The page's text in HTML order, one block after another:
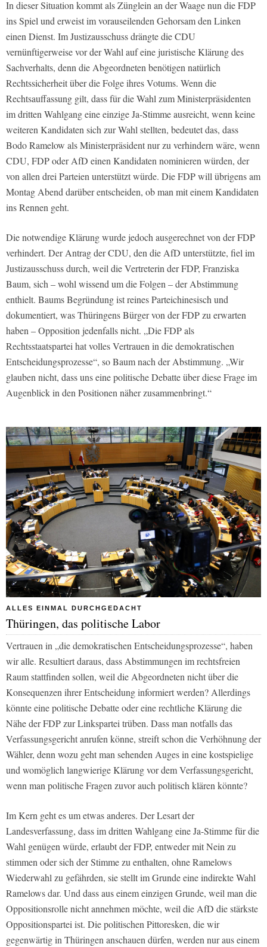
In dieser Situation kommt als Zünglein an der Waage nun die FDP
ins Spiel und erweist im vorauseilenden Gehorsam den Linken
einen Dienst. Im Justizausschuss drängte die CDU
vernünftigerweise vor der Wahl auf eine juristische Klärung des
Sachverhalts, denn die Abgeordneten benötigen natürlich
Rechtssicherheit über die Folge ihres Votums. Wenn die
Rechtsauffassung gilt, dass für die Wahl zum Ministerpräsidenten
im dritten Wahlgang eine einzige Ja-Stimme ausreicht, wenn keine
weiteren Kandidaten sich zur Wahl stellten, bedeutet das, dass
Bodo Ramelow als Ministerpräsident nur zu verhindern wäre, wenn
CDU, FDP oder AfD einen Kandidaten nominieren würden, der
von allen drei Parteien unterstützt würde. Die FDP will übrigens am
Montag Abend darüber entscheiden, ob man mit einem Kandidaten
ins Rennen geht.
Die notwendige Klärung wurde jedoch ausgerechnet von der FDP
verhindert. Der Antrag der CDU, den die AfD unterstützte, fiel im
Justizausschuss durch, weil die Vertreterin der FDP, Franziska
Baum, sich – wohl wissend um die Folgen – der Abstimmung
enthielt. Baums Begründung ist reines Parteichinesisch und
dokumentiert, was Thüringens Bürger von der FDP zu erwarten
haben – Opposition jedenfalls nicht. „Die FDP als
Rechtsstaatspartei hat volles Vertrauen in die demokratischen
Entscheidungsprozesse“, so Baum nach der Abstimmung. „Wir
glauben nicht, dass uns eine politische Debatte über diese Frage im
Augenblick in den Positionen näher zusammenbringt.“
ALLES EINMAL DURCHGEDACHT
Thüringen, das politische Labor
Vertrauen in „die demokratischen Entscheidungsprozesse“, haben
wir alle. Resultiert daraus, dass Abstimmungen im rechtsfreien
Raum stattfinden sollen, weil die Abgeordneten nicht über die
Konsequenzen ihrer Entscheidung informiert werden? Allerdings
könnte eine politische Debatte oder eine rechtliche Klärung die
Nähe der FDP zur Linkspartei trüben. Dass man notfalls das
Verfassungsgericht anrufen könne, streift schon die Verhöhnung der
Wähler, denn wozu geht man sehenden Auges in eine kostspielige
und womöglich langwierige Klärung vor dem Verfassungsgericht,
wenn man politische Fragen zuvor auch politisch klären könnte?
Im Kern geht es um etwas anderes. Der Lesart der
Landesverfassung, dass im dritten Wahlgang eine Ja-Stimme für die
Wahl genügen würde, erlaubt der FDP, entweder mit Nein zu
stimmen oder sich der Stimme zu enthalten, ohne Ramelows
Wiederwahl zu gefährden, sie stellt im Grunde eine indirekte Wahl
Ramelows dar. Und dass aus einem einzigen Grunde, weil man die
Oppositionsrolle nicht annehmen möchte, weil die AfD die stärkste
Oppositionspartei ist. Die politischen Pittoresken, die wir
gegenwärtig in Thüringen anschauen dürfen, werden nur aus einem